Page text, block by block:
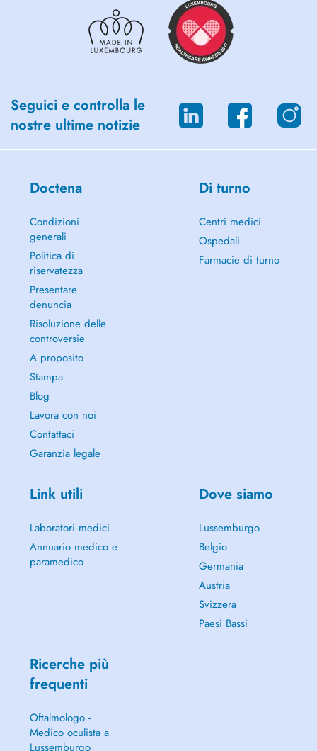
Seguici e controlla le
nostre ultime notizie
Doctena
Condizioni
generali
Politica di
riservatezza
Presentare
denuncia
Risoluzione delle
controversie
A proposito
Stampa
Blog
Lavora con noi
Contattaci
Garanzia legale
Di turno
Centri medici
Ospedali
Farmacie di turno
Link utili
Laboratori medici
Annuario medico e
paramedico
Dove siamo
Lussemburgo
Belgio
Germania
Austria
Svizzera
Paesi Bassi
Ricerche più
frequenti
Oftalmologo -
Medico oculista a
Lussemburgo